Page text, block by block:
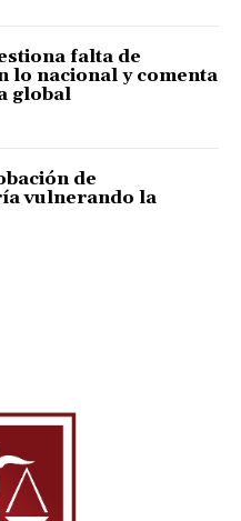
falta de
lo nacional y comenta
global
de
vulnerando la